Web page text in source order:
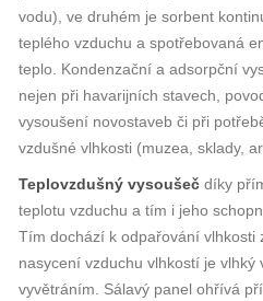
vodu), ve druhém je sorbent
teplého vzduchu a spotřebovaná
teplo. Kondenzační a adsorpční
nejen při havarijních stavech,
vysoušení novostaveb či při
vzdušné vlhkosti (muzea, sklady,
Teplovzdušný vysoušeč díky
teplotu vzduchu a tím i jeho
Tím dochází k odpařování vlhkosti
nasycení vzduchu vlhkostí je
vyvětráním. Sálavý panel ohřívá